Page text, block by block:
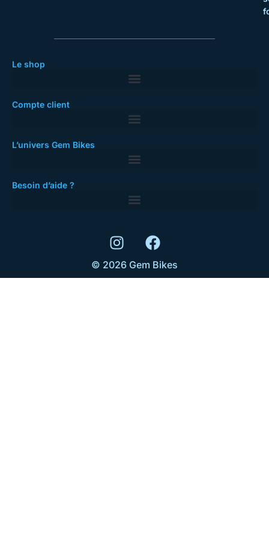
Le shop
Compte client
L’univers Gem Bikes
Besoin d’aide ?
© 2026 Gem Bikes